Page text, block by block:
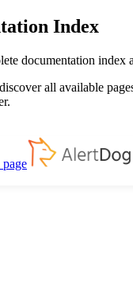
Index
documentation index
all available
page